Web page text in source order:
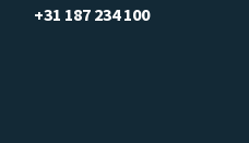
+31 187 234 100